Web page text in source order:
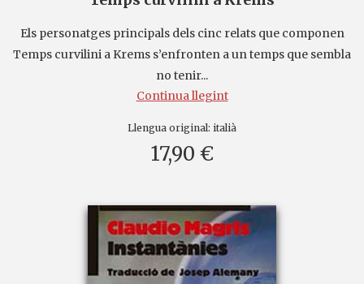
Els personatges principals dels cinc relats que componen
Temps curvilini a Krems s’enfronten a un temps que sembla
no tenir...
Continua llegint
Llengua original: italià
17,90 €